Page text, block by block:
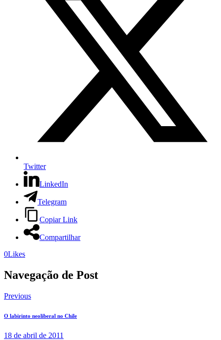
Twitter
LinkedIn
Telegram
Copiar Link
Compartilhar
0Likes
Navegação de Post
Previous
O labirinto neoliberal no Chile
18 de abril de 2011